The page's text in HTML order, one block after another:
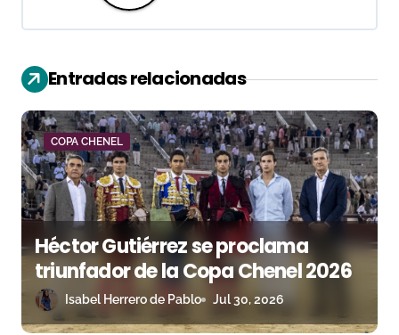
c
i
ó
n
d
e
e
n
t
Entradas relacionadas
COPA CHENEL
Héctor Gutiérrez se proclama
triunfador de la Copa Chenel 2026
Isabel Herrero de Pablo Jul 30, 2026